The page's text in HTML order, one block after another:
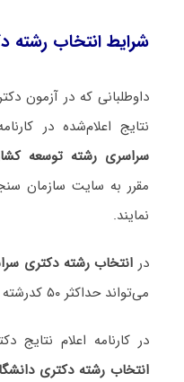
شرایط انتخاب رشته
نتایج اعلام‌شده در
سراسری رشته توسعه
مقرر به سایت سازمان
نمایند.
در انتخاب رشته دکتری
می‌تواند حداکثر ۵۰ کدرشته محل را انتخاب نماید.
در کارنامه اعلام
انتخاب رشته دکتری